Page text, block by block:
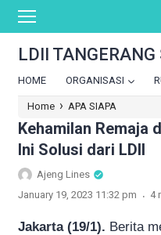
LDII
HOME ORGANISASI
Home › APA SIAPA
Kehamilan Remaja
Ini Solusi dari LDII
Ajeng Lines
January 19, 2023 11:32 pm . 4
Jakarta (19/1). Berita